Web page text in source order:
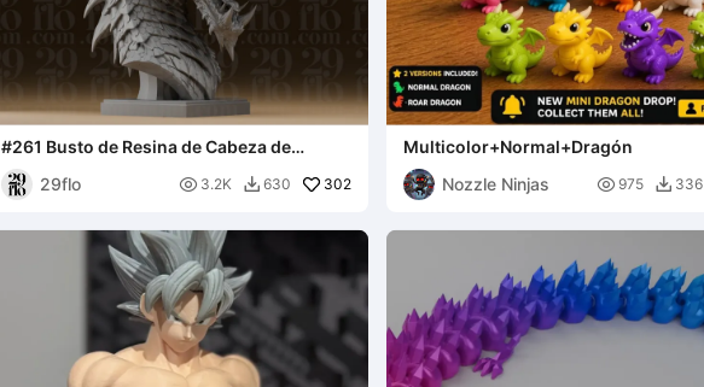
#261 Busto de Resina de Cabeza de
Dragón Rugiente
29flo
 3.2K  630 302
Multicolor+Normal+Dragón
Nozzle Ninjas
 975  336